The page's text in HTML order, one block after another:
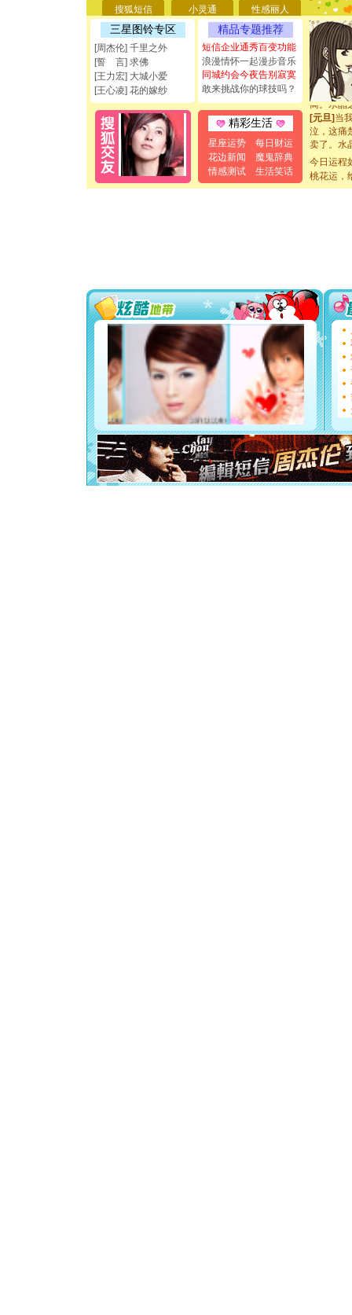
搜狐短信 小灵通 性感丽人
三星图铃专区
[周杰伦] 千里之外
[誓 言] 求佛
[王力宏] 大城小爱
[王心凌] 花的嫁纱
精品专题推荐
短信企业通秀百变功能
浪漫情怀一起漫步音乐
同城约会今夜告别寂寞
敢来挑战你的球技吗？
精彩生活
星座运势
每日财运
花边新闻
魔鬼辞典
情感测试
生活笑话
[圣诞节]
如意,快
[元旦]看
断电。爱
你是我
[元旦]如
起；二是
离。水晶
[元旦]当
泣，这痛
卖了。水
颜！冬去
道一声平
能正大光
都要快乐
[圣诞节]
如意,快
[元旦]
看
断电。
你是我
[元旦]
如
起；二
离。水
[元旦] 当
泣，这痛
卖了。水
[春节]风
颜！冬去
道一声平
今日运程
桃花运，